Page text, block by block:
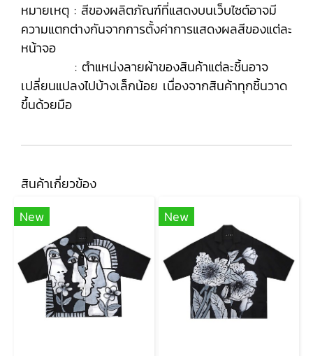
หมายเหตุ : สีของผลิตภัณฑ์ที่แสดงบนเว็บไซต์อาจมี
ความแตกต่างกันจากการตั้งค่าการแสดงผลสีของแต่ละ
หน้าจอ
: ตำแหน่งลายผ้าของสินค้าแต่ละชิ้นอาจ
เปลี่ยนแปลงไปบ้างเล็กน้อย เนื่องจากสินค้าทุกชิ้นวาด
ขึ้นด้วยมือ
สินค้าเกี่ยวข้อง
New
New